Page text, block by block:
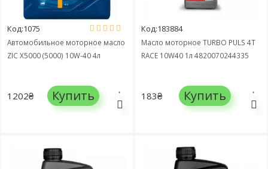
Код:1075
Автомобильное моторное масло
ZIC X5000 (5000) 10W-40 4л
1202₴ Купить
Код:183884
Масло моторное TURBO PULS 4T
RACE 10W40 1л 4820070244335
183₴ Купить